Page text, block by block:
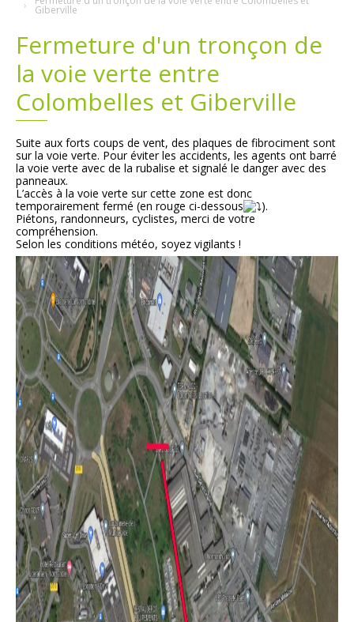
Giberville
Fermeture d'un tronçon de
la voie verte entre
Colombelles et Giberville
Suite aux forts coups de vent, des plaques de fibrociment sont
sur la voie verte. Pour éviter les accidents, les agents ont barré
la voie verte avec de la rubalise et signalé le danger avec des
panneaux.
L’accès à la voie verte sur cette zone est donc
temporairement fermé (en rouge ci-dessous
).
Piétons, randonneurs, cyclistes, merci de votre
compréhension.
Selon les conditions météo, soyez vigilants !
Demandes légales
Emploi
Marchés publics